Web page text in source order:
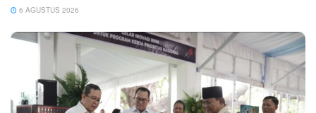
6 AGUSTUS 2026